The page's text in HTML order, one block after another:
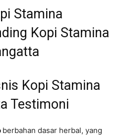
Stamina
Kopi Stamina
berbahan dasar herbal, yang